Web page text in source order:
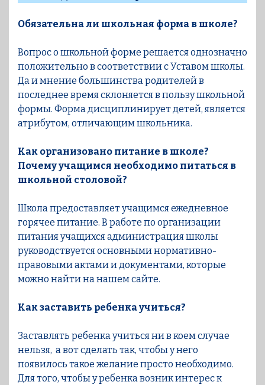
Обязательна ли школьная форма в школе?
Вопрос о школьной форме решается однозначно
положительно в соответствии с Уставом школы.
Да и мнение большинства родителей в
последнее время склоняется в пользу школьной
формы. Форма дисциплинирует детей, является
атрибутом, отличающим школьника.
Как организовано питание в школе?
Почему учащимся необходимо питаться в
школьной столовой?
Школа предоставляет учащимся ежедневное
горячее питание. В работе по организации
питания учащихся администрация школы
руководствуется основными нормативнo-
правовыми актами и документами, которые
можно найти на нашем сайте.
Как заставить ребенка учиться?
Заставлять ребенка учиться ни в коем случае
нельзя, а вот сделать так, чтобы у него
появилось такое желание просто необходимо.
Для того, чтобы у ребенка возник интерес к